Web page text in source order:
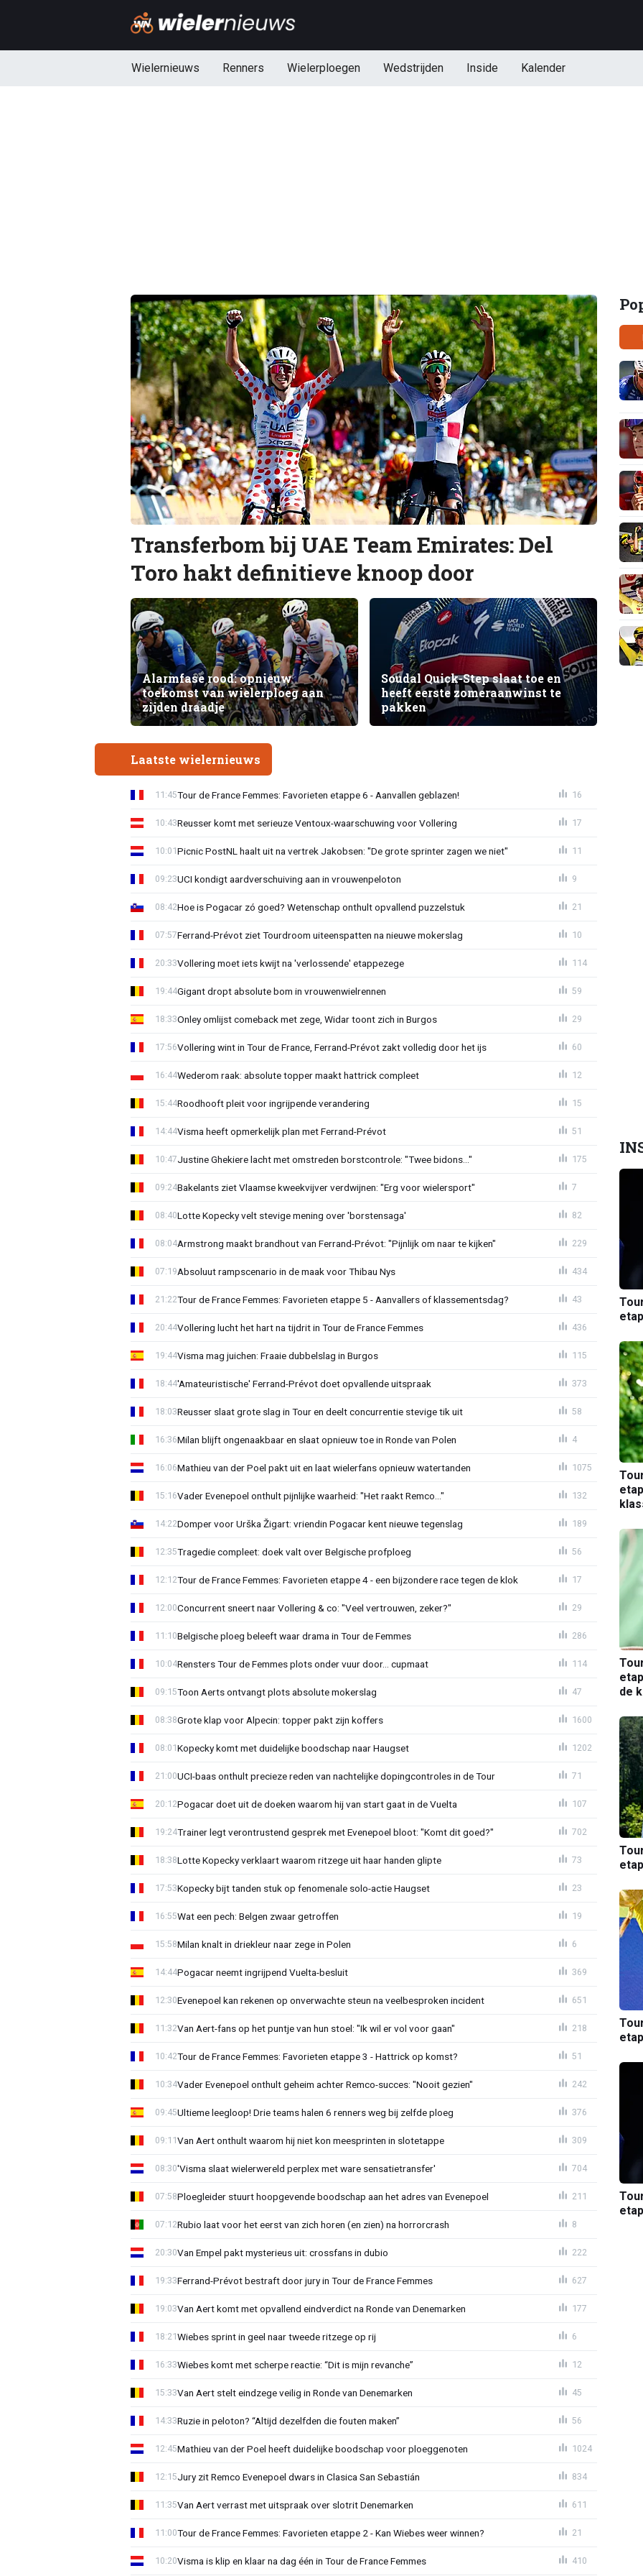
Wielernieuws Renners Wielerploegen Wedstrijden Inside Kalender
Transferbom bij UAE Team Emirates: Del
Toro hakt definitieve knoop door
Alarmfase rood: opnieuw
toekomst van wielerploeg aan
zijden draadje
Soudal Quick-Step slaat toe en
heeft eerste zomeraanwinst te
pakken
Laatste wielernieuws
Tour de France Femmes: Favorieten etappe 6 - Aanvallen geblazen!
11:45 16
Reusser komt met serieuze Ventoux-waarschuwing voor Vollering
10:43 17
Picnic PostNL haalt uit na vertrek Jakobsen: "De grote sprinter zagen we niet"
10:01 11
UCI kondigt aardverschuiving aan in vrouwenpeloton
09:23 9
Hoe is Pogacar zó goed? Wetenschap onthult opvallend puzzelstuk
08:42 21
Ferrand-Prévot ziet Tourdroom uiteenspatten na nieuwe mokerslag
07:57 10
Vollering moet iets kwijt na 'verlossende' etappezege
20:33 114
Gigant dropt absolute bom in vrouwenwielrennen
19:44 59
Onley omlijst comeback met zege, Widar toont zich in Burgos
18:33 29
Vollering wint in Tour de France, Ferrand-Prévot zakt volledig door het ijs
17:56 60
Wederom raak: absolute topper maakt hattrick compleet
16:44 12
Roodhooft pleit voor ingrijpende verandering
15:44 15
Visma heeft opmerkelijk plan met Ferrand-Prévot
14:44 51
Justine Ghekiere lacht met omstreden borstcontrole: "Twee bidons..."
10:47 175
Bakelants ziet Vlaamse kweekvijver verdwijnen: "Erg voor wielersport"
09:24 7
Lotte Kopecky velt stevige mening over 'borstensaga'
08:40 82
Armstrong maakt brandhout van Ferrand-Prévot: "Pijnlijk om naar te kijken"
08:04 229
Absoluut rampscenario in de maak voor Thibau Nys
07:19 434
Tour de France Femmes: Favorieten etappe 5 - Aanvallers of klassementsdag?
21:22 43
Vollering lucht het hart na tijdrit in Tour de France Femmes
20:44 436
Visma mag juichen: Fraaie dubbelslag in Burgos
19:44 115
'Amateuristische' Ferrand-Prévot doet opvallende uitspraak
18:44 373
Reusser slaat grote slag in Tour en deelt concurrentie stevige tik uit
18:03 58
Milan blijft ongenaakbaar en slaat opnieuw toe in Ronde van Polen
16:36 4
Mathieu van der Poel pakt uit en laat wielerfans opnieuw watertanden
16:06 1075
Vader Evenepoel onthult pijnlijke waarheid: "Het raakt Remco..."
15:16 132
Domper voor Urška Žigart: vriendin Pogacar kent nieuwe tegenslag
14:22 189
Tragedie compleet: doek valt over Belgische profploeg
12:35 56
Tour de France Femmes: Favorieten etappe 4 - een bijzondere race tegen de klok
12:12 17
Concurrent sneert naar Vollering & co: "Veel vertrouwen, zeker?"
12:00 29
Belgische ploeg beleeft waar drama in Tour de Femmes
11:10 286
Rensters Tour de Femmes plots onder vuur door… cupmaat
10:04 114
Toon Aerts ontvangt plots absolute mokerslag
09:15 47
Grote klap voor Alpecin: topper pakt zijn koffers
08:38 1600
Kopecky komt met duidelijke boodschap naar Haugset
08:01 1202
UCI-baas onthult precieze reden van nachtelijke dopingcontroles in de Tour
21:00 71
Pogacar doet uit de doeken waarom hij van start gaat in de Vuelta
20:12 107
Trainer legt verontrustend gesprek met Evenepoel bloot: "Komt dit goed?"
19:24 702
Lotte Kopecky verklaart waarom ritzege uit haar handen glipte
18:38 73
Kopecky bijt tanden stuk op fenomenale solo-actie Haugset
17:53 23
Wat een pech: Belgen zwaar getroffen
16:55 19
Milan knalt in driekleur naar zege in Polen
15:58 6
Pogacar neemt ingrijpend Vuelta-besluit
14:44 369
Evenepoel kan rekenen op onverwachte steun na veelbesproken incident
12:30 651
Van Aert-fans op het puntje van hun stoel: "Ik wil er vol voor gaan"
11:32 218
Tour de France Femmes: Favorieten etappe 3 - Hattrick op komst?
10:42 51
Vader Evenepoel onthult geheim achter Remco-succes: "Nooit gezien"
10:34 242
Ultieme leegloop! Drie teams halen 6 renners weg bij zelfde ploeg
09:45 376
Van Aert onthult waarom hij niet kon meesprinten in slotetappe
09:11 309
'Visma slaat wielerwereld perplex met ware sensatietransfer'
08:30 704
Ploegleider stuurt hoopgevende boodschap aan het adres van Evenepoel
07:58 211
Rubio laat voor het eerst van zich horen (en zien) na horrorcrash
07:12 8
Van Empel pakt mysterieus uit: crossfans in dubio
20:30 222
Ferrand-Prévot bestraft door jury in Tour de France Femmes
19:33 627
Van Aert komt met opvallend eindverdict na Ronde van Denemarken
19:03 177
Wiebes sprint in geel naar tweede ritzege op rij
18:21 6
Wiebes komt met scherpe reactie: “Dit is mijn revanche”
16:33 12
Van Aert stelt eindzege veilig in Ronde van Denemarken
15:33 45
Ruzie in peloton? “Altijd dezelfden die fouten maken”
14:33 56
Mathieu van der Poel heeft duidelijke boodschap voor ploeggenoten
12:45 1024
Jury zit Remco Evenepoel dwars in Clasica San Sebastián
12:15 834
Van Aert verrast met uitspraak over slotrit Denemarken
11:35 611
Tour de France Femmes: Favorieten etappe 2 - Kan Wiebes weer winnen?
11:00 21
Visma is klip en klaar na dag één in Tour de France Femmes
10:20 410
de